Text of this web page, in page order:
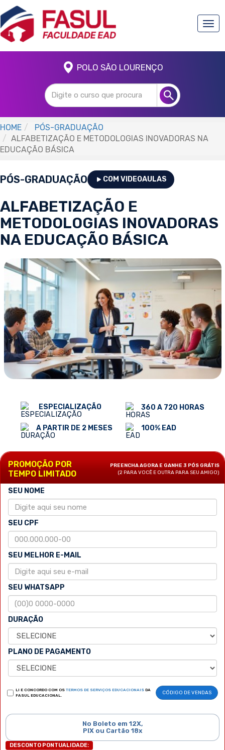
POLO SÃO LOURENÇO
HOME
PÓS-GRADUAÇÃO
ALFABETIZAÇÃO E METODOLOGIAS INOVADORAS NA
EDUCAÇÃO BÁSICA
PÓS-GRADUAÇÃO COM VIDEOAULAS
ALFABETIZAÇÃO E
METODOLOGIAS INOVADORAS
NA EDUCAÇÃO BÁSICA
ESPECIALIZAÇÃO
A PARTIR DE 2 MESES
360 A 720 HORAS
100% EAD
PROMOÇÃO POR
TEMPO LIMITADO
PREENCHA AGORA E GANHE 3 PÓS GRÁTIS
(2 PARA VOCÊ E OUTRA PARA SEU AMIGO)
SEU NOME
SEU CPF
SEU MELHOR E-MAIL
SEU WHATSAPP
DURAÇÃO
PLANO DE PAGAMENTO
LI E CONCORDO COM OS TERMOS DE SERVIÇOS EDUCACIONAIS DA
FASUL EDUCACIONAL.
CÓDIGO DE VENDAS
No Boleto em 12X,
PIX ou Cartão 18x
DESCONTO PONTUALIDADE: